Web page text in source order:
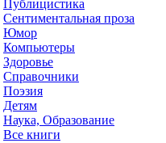
Публицистика
Сентиментальная проза
Юмор
Компьютеры
Здоровье
Справочники
Поэзия
Детям
Наука, Образование
Все книги